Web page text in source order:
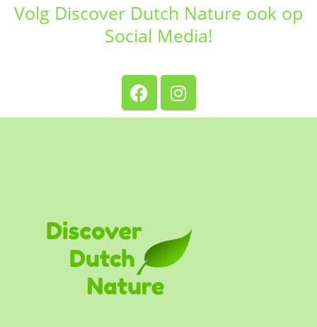
Volg Discover Dutch Nature ook op
Social Media!
F
a
c
I
n
s
m